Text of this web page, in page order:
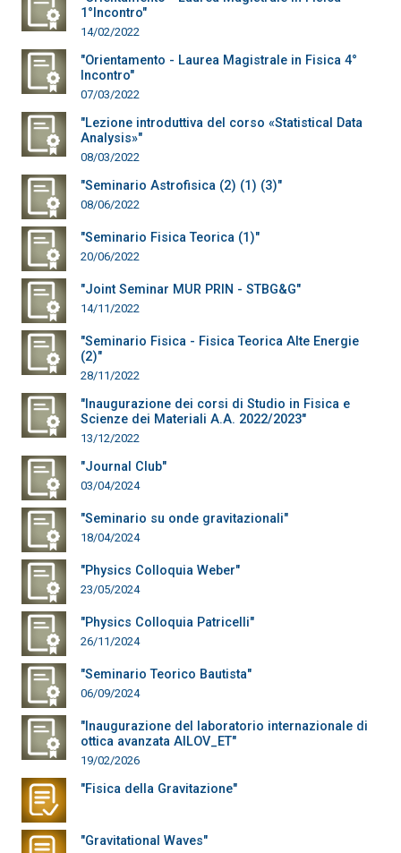
1°Incontro"
14/02/2022
"Orientamento - Laurea Magistrale in Fisica 4°
Incontro"
07/03/2022
"Lezione introduttiva del corso «Statistical Data
Analysis»"
08/03/2022
"Seminario Astrofisica (2) (1) (3)"
08/06/2022
"Seminario Fisica Teorica (1)"
20/06/2022
"Joint Seminar MUR PRIN - STBG&G"
14/11/2022
"Seminario Fisica - Fisica Teorica Alte Energie
(2)"
28/11/2022
"Inaugurazione dei corsi di Studio in Fisica e
Scienze dei Materiali A.A. 2022/2023"
13/12/2022
"Journal Club"
03/04/2024
"Seminario su onde gravitazionali"
18/04/2024
"Physics Colloquia Weber"
23/05/2024
"Physics Colloquia Patricelli"
26/11/2024
"Seminario Teorico Bautista"
06/09/2024
"Inaugurazione del laboratorio internazionale di
ottica avanzata AILOV_ET"
19/02/2026
"Fisica della Gravitazione"
"Gravitational Waves"